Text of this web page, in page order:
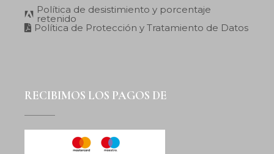
Política de desistimiento y porcentaje
retenido
Política de Protección y Tratamiento de Datos
RECIBIMOS LOS PAGOS DE